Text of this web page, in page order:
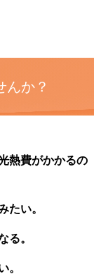
んか？
熱費がかかるの
たい。
る。
。